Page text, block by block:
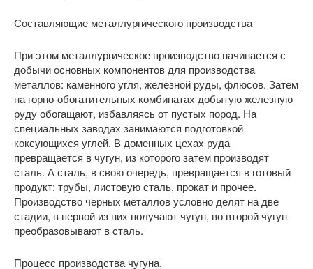
Составляющие металлургического производства
При этом металлургическое производство начинается с
добычи основных компонентов для производства
металлов: каменного угля, железной руды, флюсов. Затем
на горно-обогатительных комбинатах добытую железную
руду обогащают, избавляясь от пустых пород. На
специальных заводах занимаются подготовкой
коксующихся углей. В доменных цехах руда
превращается в чугун, из которого затем производят
сталь. А сталь, в свою очередь, превращается в готовый
продукт: трубы, листовую сталь, прокат и прочее.
Производство черных металлов условно делят на две
стадии, в первой из них получают чугун, во второй чугун
преобразовывают в сталь.
Процесс производства чугуна.